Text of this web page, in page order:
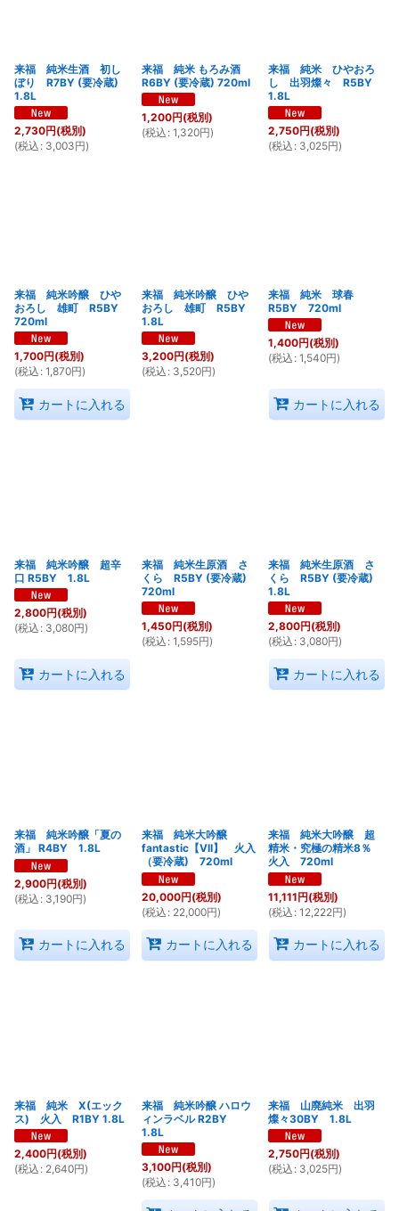
来福 純米生酒 初し
ぼり R7BY (要冷蔵)
1.8L
2,730円(税別)
(税込 : 3,003円)
来福 純米 もろみ酒
R6BY (要冷蔵) 720ml
1,200円(税別)
(税込 : 1,320円)
来福 純米 ひやおろ
し 出羽燦々 R5BY
1.8L
2,750円(税別)
(税込 : 3,025円)
来福 純米吟醸 ひや
おろし 雄町 R5BY
720ml
1,700円(税別)
(税込 : 1,870円)
カートに入れる
来福 純米吟醸 ひや
おろし 雄町 R5BY
1.8L
3,200円(税別)
(税込 : 3,520円)
来福 純米 球春
R5BY 720ml
1,400円(税別)
(税込 : 1,540円)
カートに入れる
来福 純米吟醸 超辛
口 R5BY 1.8L
2,800円(税別)
(税込 : 3,080円)
カートに入れる
来福 純米生原酒 さ
くら R5BY (要冷蔵)
720ml
1,450円(税別)
(税込 : 1,595円)
来福 純米生原酒 さ
くら R5BY (要冷蔵)
1.8L
2,800円(税別)
(税込 : 3,080円)
カートに入れる
来福 純米吟醸「夏の
酒」 R4BY 1.8L
2,900円(税別)
(税込 : 3,190円)
カートに入れる
来福 純米大吟醸
fantastic【VII】 火入
（要冷蔵) 720ml
20,000円(税別)
(税込 : 22,000円)
カートに入れる
来福 純米大吟醸 超
精米・究極の精米8％
火入 720ml
11,111円(税別)
(税込 : 12,222円)
カートに入れる
来福 純米 X(エック
ス) 火入 R1BY 1.8L
2,400円(税別)
(税込 : 2,640円)
来福 純米吟醸 ハロウ
ィンラベル R2BY
1.8L
3,100円(税別)
(税込 : 3,410円)
来福 山廃純米 出羽
燦々30BY 1.8L
2,750円(税別)
(税込 : 3,025円)